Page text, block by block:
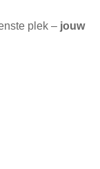
plek – jouw